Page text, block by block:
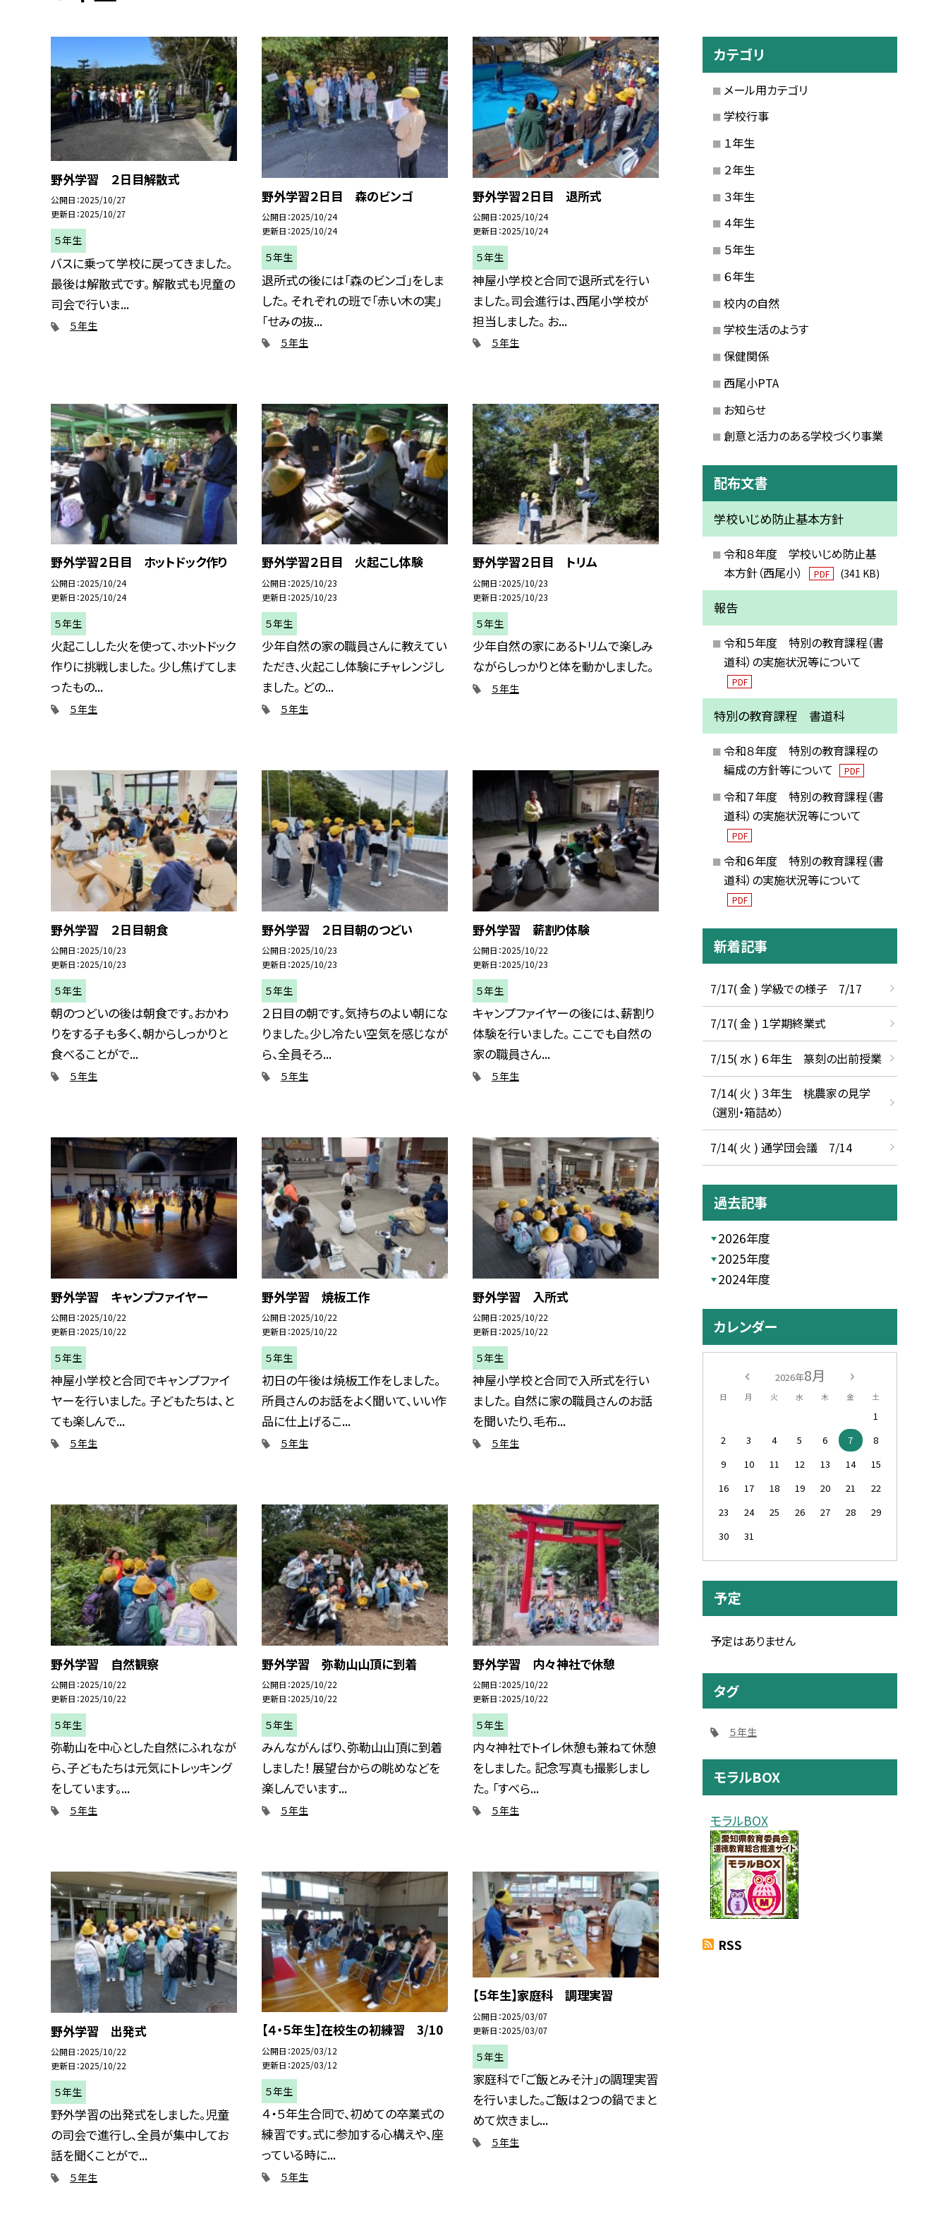
野外学習 ２日目解散式
公開日 2025/10/27
更新日 2025/10/27
５年生
バスに乗って学校に戻ってきました。
最後は解散式です。 解散式も児童の
司会で行いま...
５年生
野外学習２日目 森のビンゴ
公開日 2025/10/24
更新日 2025/10/24
５年生
退所式の後には「森のビンゴ」をしま
した。 それぞれの班で「赤い木の実」
「せみの抜...
５年生
野外学習２日目 退所式
公開日 2025/10/24
更新日 2025/10/24
５年生
神屋小学校と合同で退所式を行い
ました。司会進行は、西尾小学校が
担当しました。 お...
５年生
野外学習２日目 ホットドック作り
公開日 2025/10/24
更新日 2025/10/24
５年生
火起こしした火を使って、ホットドック
作りに挑戦しました。 少し焦げてしま
ったもの...
５年生
野外学習２日目 火起こし体験
公開日 2025/10/23
更新日 2025/10/23
５年生
少年自然の家の職員さんに教えてい
ただき、火起こし体験にチャレンジし
ました。 どの...
５年生
野外学習２日目 トリム
公開日 2025/10/23
更新日 2025/10/23
５年生
少年自然の家にあるトリムで楽しみ
ながらしっかりと体を動かしました。
５年生
野外学習 ２日目朝食
公開日 2025/10/23
更新日 2025/10/23
５年生
朝のつどいの後は朝食です。おかわ
りをする子も多く、朝からしっかりと
食べることがで...
５年生
野外学習 ２日目朝のつどい
公開日 2025/10/23
更新日 2025/10/23
５年生
２日目の朝です。気持ちのよい朝にな
りました。少し冷たい空気を感じなが
ら、全員そろ...
５年生
野外学習 薪割り体験
公開日 2025/10/22
更新日 2025/10/23
５年生
キャンプファイヤーの後には、薪割り
体験を行いました。 ここでも自然の
家の職員さん...
５年生
野外学習 キャンプファイヤー
公開日 2025/10/22
更新日 2025/10/22
５年生
神屋小学校と合同でキャンプファイ
ヤーを行いました。 子どもたちは、と
ても楽しんで...
５年生
野外学習 焼板工作
公開日 2025/10/22
更新日 2025/10/22
５年生
初日の午後は焼板工作をしました。
所員さんのお話をよく聞いて、いい作
品に仕上げるこ...
５年生
野外学習 入所式
公開日 2025/10/22
更新日 2025/10/22
５年生
神屋小学校と合同で入所式を行い
ました。 自然に家の職員さんのお話
を聞いたり、毛布...
５年生
野外学習 自然観察
公開日 2025/10/22
更新日 2025/10/22
５年生
弥勒山を中心とした自然にふれなが
ら、子どもたちは元気にトレッキング
をしています。...
５年生
野外学習 弥勒山山頂に到着
公開日 2025/10/22
更新日 2025/10/22
５年生
みんながんばり、弥勒山山頂に到着
しました！ 展望台からの眺めなどを
楽しんでいます...
５年生
野外学習 内々神社で休憩
公開日 2025/10/22
更新日 2025/10/22
５年生
内々神社でトイレ休憩も兼ねて休憩
をしました。 記念写真も撮影しまし
た。 「すべら...
５年生
野外学習 出発式
公開日 2025/10/22
更新日 2025/10/22
５年生
野外学習の出発式をしました。児童
の司会で進行し、全員が集中してお
話を聞くことがで...
５年生
【４・５年生】在校生の初練習 3/10
公開日 2025/03/12
更新日 2025/03/12
５年生
４・５年生合同で、初めての卒業式の
練習です。式に参加する心構えや、座
っている時に...
５年生
【５年生】家庭科 調理実習
公開日 2025/03/07
更新日 2025/03/07
５年生
家庭科で「ご飯とみそ汁」の調理実習
を行いました。ご飯は２つの鍋でまと
めて炊きまし...
５年生
カテゴリ
メール用カテゴリ
学校行事
１年生
２年生
３年生
４年生
５年生
６年生
校内の自然
学校生活のようす
保健関係
西尾小PTA
お知らせ
創意と活力のある学校づくり事業
配布文書
学校いじめ防止基本方針
令和８年度 学校いじめ防止基
本方針（西尾小）
PDF (341 KB)
報告
令和５年度 特別の教育課程（書
道科）の実施状況等について
PDF
特別の教育課程 書道科
令和８年度 特別の教育課程の
編成の方針等について
PDF
令和７年度 特別の教育課程（書
道科）の実施状況等について
PDF
令和６年度 特別の教育課程（書
道科）の実施状況等について
PDF
新着記事
7/17( 金 ) 学級での様子 7/17
7/17( 金 ) １学期終業式
7/15( 水 ) ６年生 篆刻の出前授業
7/14( 火 ) ３年生 桃農家の見学
（選別・箱詰め）
7/14( 火 ) 通学団会議 7/14
過去記事
2026年度
2025年度
2024年度
カレンダー
2026年8月
日 月 火 水 木 金 土
1
2
3 4 5 6 7
8
9
10 11 12 13 14
15
16
17 18 19 20 21
22
23
24 25 26 27 28
29
30
31
予定
予定はありません
タグ
５年生
モラルBOX
モラルBOX
RSS